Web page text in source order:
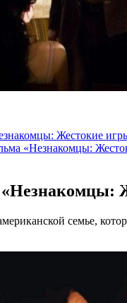
Жестокие
«Незнакомцы:
семье,